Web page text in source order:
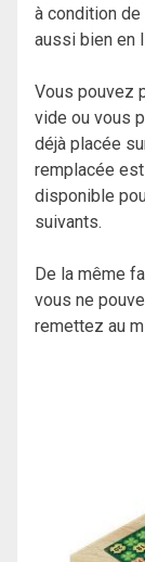
à condition
aussi bien en
Vous pouvez
vide ou vous
déjà placée
remplacée
disponible
suivants.
De la même
vous ne
remettez au